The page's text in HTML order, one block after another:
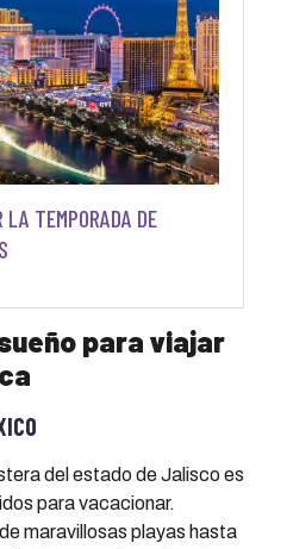
LA TEMPORADA DE
para viajar
del estado de Jalisco es
para vacacionar.
maravillosas playas hasta